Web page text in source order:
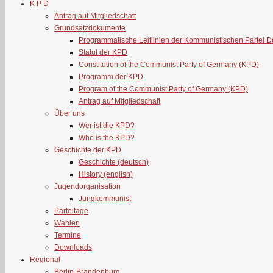
K P D
Antrag auf Mitgliedschaft
Grundsatzdokumente
Programmatische Leitlinien der Kommunistischen Partei
Statut der KPD
Constitution of the Communist Party of Germany (KPD)
Programm der KPD
Program of the Communist Party of Germany (KPD)
Antrag auf Mitgliedschaft
Über uns
Wer ist die KPD?
Who is the KPD?
Geschichte der KPD
Geschichte (deutsch)
History (english)
Jugendorganisation
Jungkommunist
Parteitage
Wahlen
Termine
Downloads
Regional